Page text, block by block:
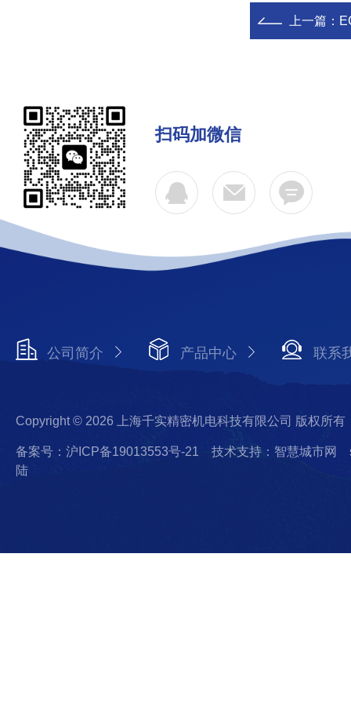
上一篇：
扫码加微信
公司简介 产品中心 联系
Copyright © 2026 上海千实精密机电科技有限公司 版权所有
备案号：沪ICP备19013553号-21 技术支持：智慧城市网
陆